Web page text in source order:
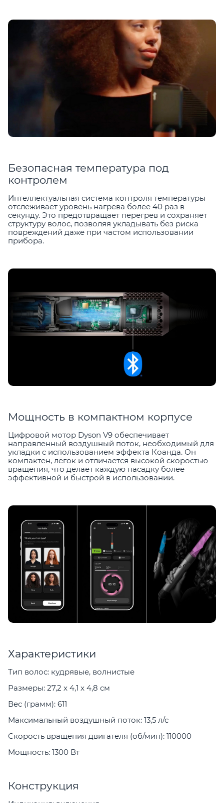
Безопасная температура под
контролем
Интеллектуальная система контроля температуры
отслеживает уровень нагрева более 40 раз в
секунду. Это предотвращает перегрев и сохраняет
структуру волос, позволяя укладывать без риска
повреждений даже при частом использовании
прибора.
Мощность в компактном корпусе
Цифровой мотор Dyson V9 обеспечивает
направленный воздушный поток, необходимый для
укладки с использованием эффекта Коанда. Он
компактен, лёгок и отличается высокой скоростью
вращения, что делает каждую насадку более
эффективной и быстрой в использовании.
Характеристики
Тип волос: кудрявые, волнистые
Размеры: 27,2 x 4,1 x 4,8 см
Вес (грамм): 611
Максимальный воздушный поток: 13,5 л/с
Скорость вращения двигателя (об/мин): 110000
Мощность: 1300 Вт
Конструкция